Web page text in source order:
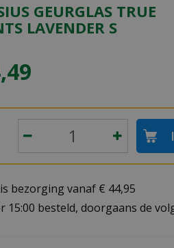
GEURGLAS TRUE
LAVENDER S
,49
bezorging vanaf € 44,95
15:00 besteld, doorgaans de